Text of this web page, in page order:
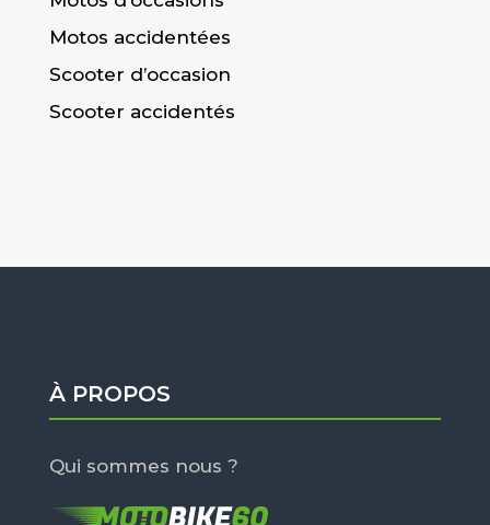
Motos accidentées
Scooter d’occasion
Scooter accidentés
À PROPOS
Qui sommes nous ?